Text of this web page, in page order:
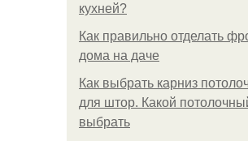
кухней?
Как правильно отделать
дома на даче
Как выбрать карниз
для штор. Какой
выбрать